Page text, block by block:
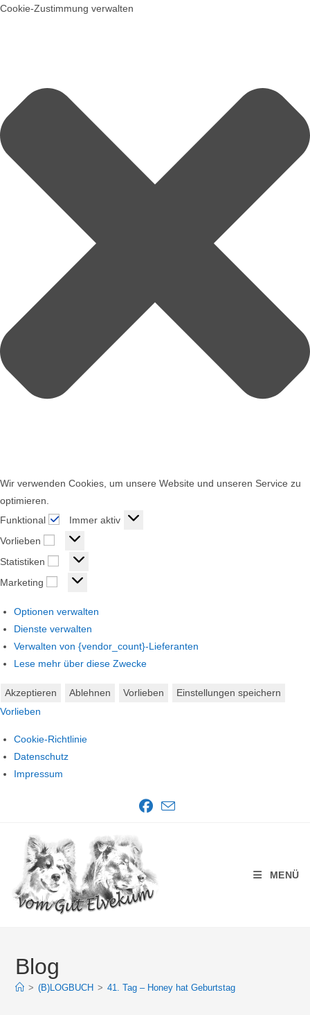
Cookie-Zustimmung verwalten
Wir verwenden Cookies, um unsere Website und unseren Service zu
optimieren.
Funktional
Funktional
Immer aktiv
Vorlieben
Vorlieben
Statistiken Statistiken
Marketing Marketing
Optionen verwalten
Dienste verwalten
Verwalten von {vendor_count}-Lieferanten
Lese mehr über diese Zwecke
Akzeptieren Ablehnen Vorlieben
Einstellungen speichern
Vorlieben
Cookie-Richtlinie
Datenschutz
Impressum
springen
MENÜ
Blog
> (B)LOGBUCH > 41. Tag – Honey hat Geburtstag